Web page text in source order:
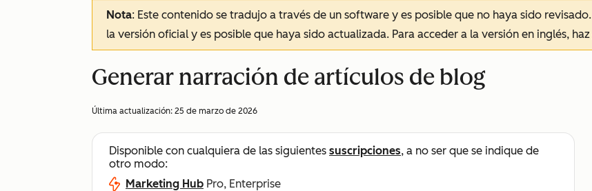
Nota: Este contenido se tradujo a través de un software y es posible que no haya sido revisado.
la versión oficial y es posible que haya sido actualizada. Para acceder a la versión en inglés, haz
Generar narración de artículos de blog
Última actualización: 25 de marzo de 2026
Disponible con cualquiera de las siguientes suscripciones, a no ser que se indique de
otro modo:
Marketing Hub Pro, Enterprise